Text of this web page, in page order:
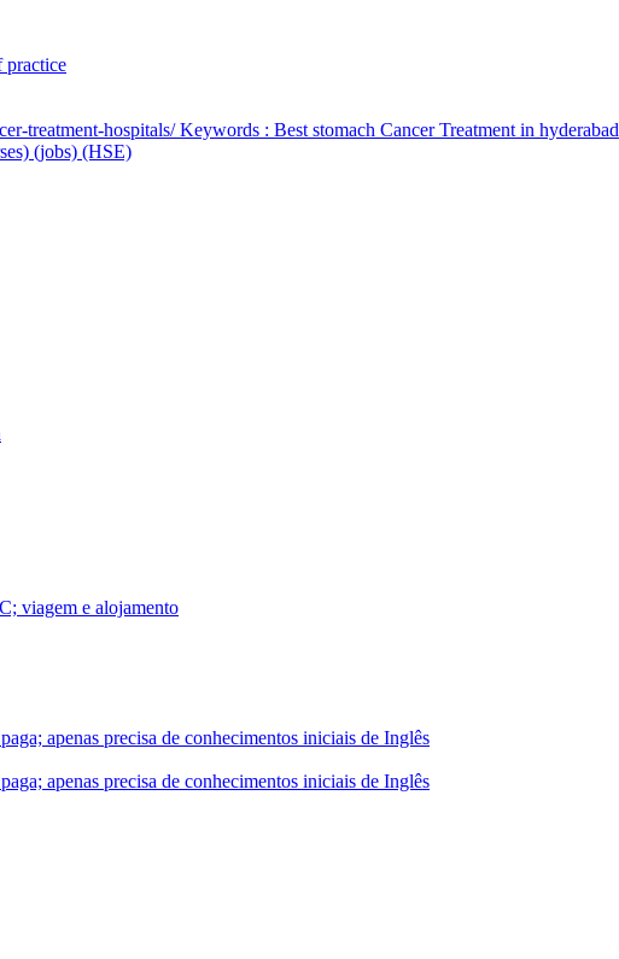
practice
treatment-hospitals/ Keywords : Best stomach Cancer Treatment in hyderabad
(jobs) (HSE)
viagem e alojamento
apenas precisa de conhecimentos iniciais de Inglês
apenas precisa de conhecimentos iniciais de Inglês